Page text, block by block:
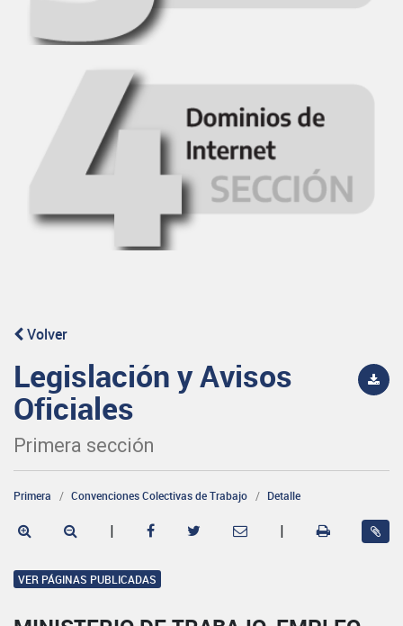
Volver
Legislación y Avisos
Oficiales
Primera sección
Primera Convenciones Colectivas de Trabajo Detalle
| |
VER PÁGINAS PUBLICADAS